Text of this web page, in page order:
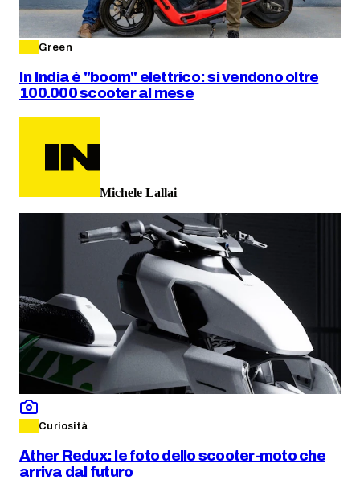
Green
In India è "boom" elettrico: si vendono oltre
100.000 scooter al mese
Michele Lallai
Curiosità
Ather Redux: le foto dello scooter-moto che
arriva dal futuro